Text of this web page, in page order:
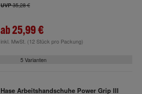
UVP35,28 €
ab25,99 €
inkl. MwSt. (12 Stück pro Packung)
5 Varianten
Hase Arbeitshandschuhe Power Grip III